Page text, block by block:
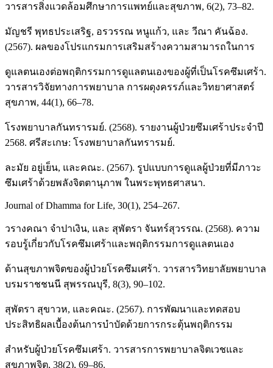
วารสารสิ่งแวดล้อมศึกษาการแพทย์และสุขภาพ, 6(2), 73–82.
มัญชรี พุทธประเสริฐ, อรวรรณ หนูแก้ว, และ วีณา คันฉ้อง.
(2567). ผลของโปรแกรมการเสริมสร้างความสามารถในการ
ดูแลตนเองต่อพฤติกรรมการดูแลตนเองของผู้ที่เป็นโรคซึมเศร้า.
วารสารวิจัยทางการพยาบาล การผดุงครรภ์และวิทยาศาสตร์
สุขภาพ, 44(1), 66–78.
โรงพยาบาลกันทรารมย์. (2568). รายงานผู้ป่วยซึมเศร้าประจำปี
2568. ศรีสะเกษ: โรงพยาบาลกันทรารมย์.
ละมัย อยู่เย็น, และคณะ. (2567). รูปแบบการดูแลผู้ป่วยที่มีภาวะ
ซึมเศร้าด้วยพลังจิตตานุภาพ ในพระพุทธศาสนา.
Journal of Dhamma for Life, 30(1), 254–267.
วรางคณา จำปาเงิน, และ สุพัตรา จันทร์สุวรรณ. (2568). ความ
รอบรู้เกี่ยวกับโรคซึมเศร้าและพฤติกรรมการดูแลตนเอง
ด้านสุขภาพจิตของผู้ป่วยโรคซึมเศร้า. วารสารวิทยาลัยพยาบาล
บรมราชชนนี สุพรรณบุรี, 8(3), 90–102.
สุพัตรา สุขาวห, และคณะ. (2567). การพัฒนาและทดสอบ
ประสิทธิผลเบื้องต้นการบำบัดด้วยการกระตุ้นพฤติกรรม
สำหรับผู้ป่วยโรคซึมเศร้า. วารสารการพยาบาลจิตเวชและ
สุขภาพจิต, 38(2), 69–86.